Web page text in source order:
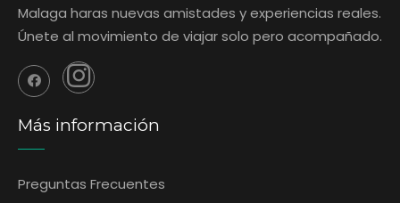
Malaga haras nuevas amistades y experiencias reales.
Únete al movimiento de viajar solo pero acompañado.
Más información
Preguntas Frecuentes